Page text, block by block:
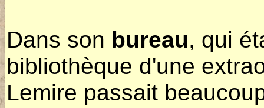
Dans son bureau, qui
bibliothèque d'une
Lemire passait